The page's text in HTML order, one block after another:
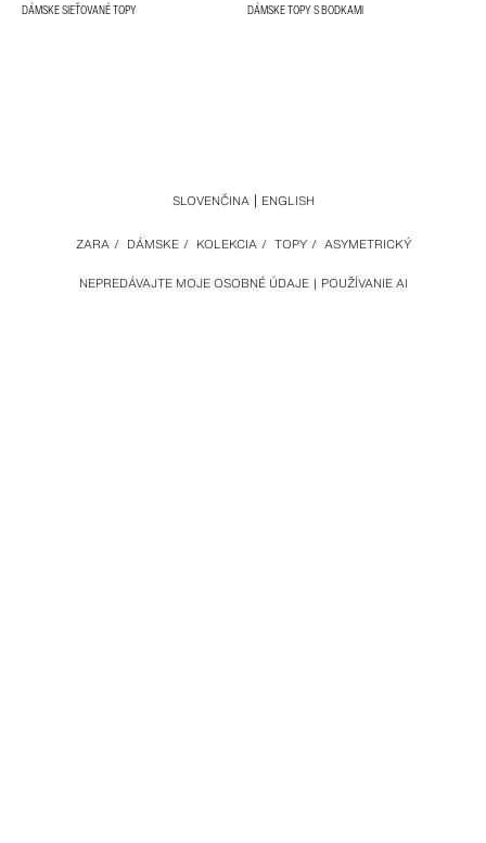
DÁMSKE SIEŤOVANÉ TOPY
DÁMSKE TOPY S BODKAMI
NEPREDÁVAJTE MOJE OSOBNÉ ÚDAJE POUŽÍVANIE AI
ZARA / DÁMSKE / KOLEKCIA / TOPY / ASYMETRICKÝ
SLOVENČINA ENGLISH